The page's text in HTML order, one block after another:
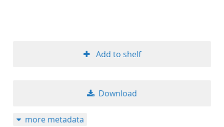
Add to shelf
Download
more metadata